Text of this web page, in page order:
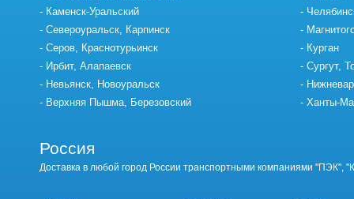
Каменск-Уральский
Североуральск, Карпинск
Серов, Краснотурьинск
Ирбит, Алапаевск
Невьянск, Новоуральск
Верхняя Пышма, Березовский
Курган
Сургут,
Ханты-
Россия
Доставка в любой город России транспортными компаниями "ПЭК",